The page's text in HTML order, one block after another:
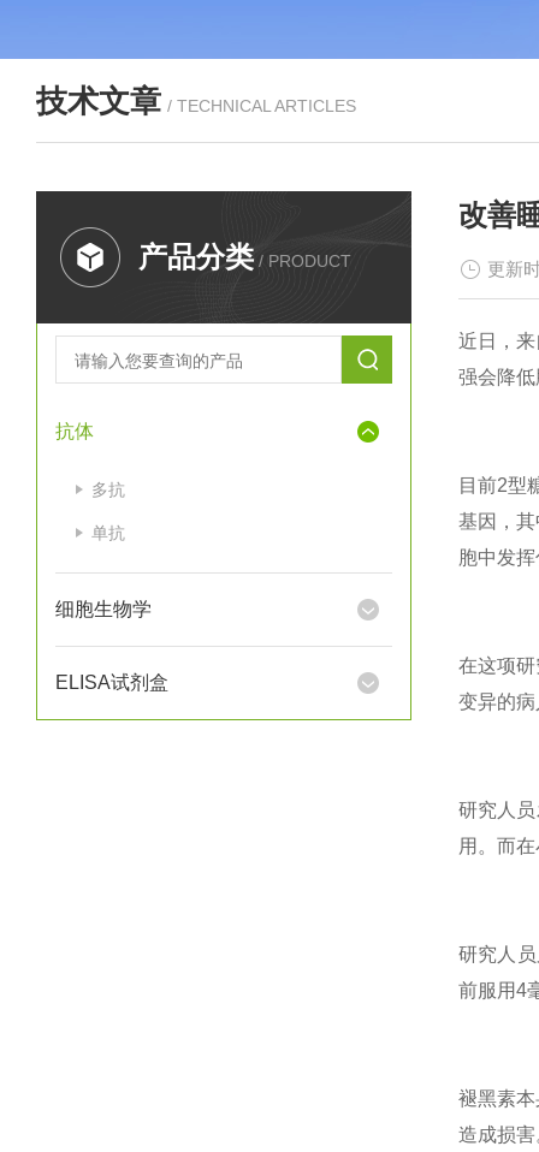
技术文章 / TECHNICAL ARTICLES
产品分类 / PRODUCT
抗体
多抗
单抗
细胞生物学
ELISA试剂盒
改善
更新
近日，
强会降
目前2型
基因，
胞中发
在这项
变异的
研究人
用。而
研究人
前服用4
褪黑素
造成损